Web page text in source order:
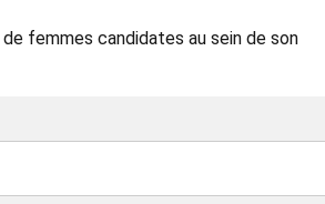
femmes candidates au sein de son